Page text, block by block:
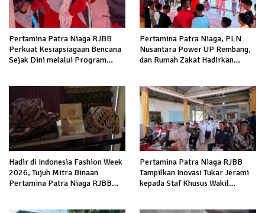
Pertamina Patra Niaga RJBB
Perkuat Kesiapsiagaan Bencana
Sejak Dini melalui Program
Pertamina Patra Niaga, PLN
Nusantara Power UP Rembang,
dan Rumah Zakat Hadirkan
Hadir di Indonesia Fashion Week
2026, Tujuh Mitra Binaan
Pertamina Patra Niaga RJBB
Pertamina Patra Niaga RJBB
Tampilkan Inovasi Tukar Jerami
kepada Staf Khusus Wakil